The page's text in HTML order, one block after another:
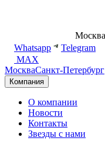
Москва
Whatsapp
Telegram
MAX
МоскваСанкт-Петербург
Компания
О компании
Новости
Контакты
Звезды с нами